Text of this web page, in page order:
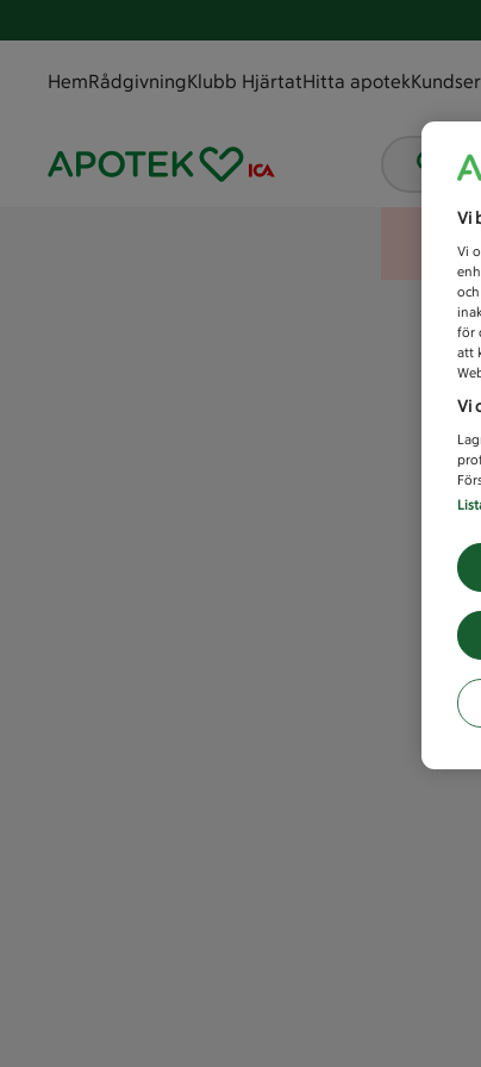
HemRådgivningKlubb HjärtatHitta apotek
Vi
Vi
för
att
Vi